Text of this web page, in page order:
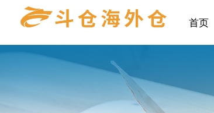
首页